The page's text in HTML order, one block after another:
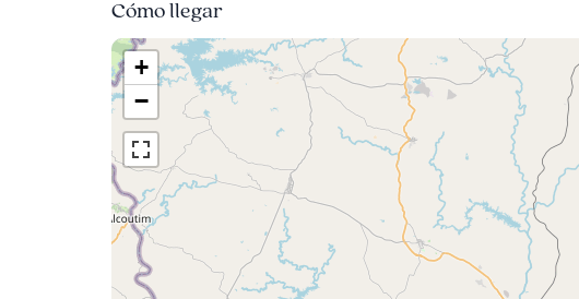
Cómo llegar
+
−